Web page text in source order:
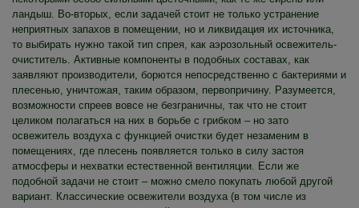
ландыш. Во-вторых, если задачей стоит не только устранение
неприятных запахов в помещении, но и ликвидация их источника,
то выбирать нужно такой тип спрея, как аэрозольный освежитель-
очиститель. Активные компоненты в подобных составах, как
заявляют производители, борются непосредственно с бактериями и
плесенью, уничтожая, таким образом, первопричину. Разумеется,
возможности спреев вовсе не безграничны, так что не стоит
целиком полагаться на них в борьбе с грибком – но зато
освежитель воздуха с функцией очистки будет незаменим в
помещениях, где плесень появляется только в силу застоя
атмосферы и нехватки естественной вентиляции. Если же
подобной задачи не стоит – можно смело покупать любой другой
вариант. Классические освежители воздуха (в том числе из